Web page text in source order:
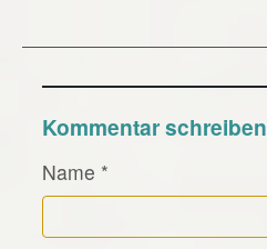
Kommentar schreiben
Name *